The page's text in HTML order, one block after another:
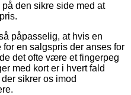
den sikre side med at
påpasselig, at hvis en
en salgspris der anses for
det ofte være et fingerpeg
med kort er i hvert fald
sikrer os imod